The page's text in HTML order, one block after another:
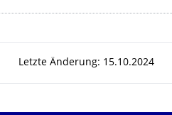
Letzte Änderung: 15.10.2024